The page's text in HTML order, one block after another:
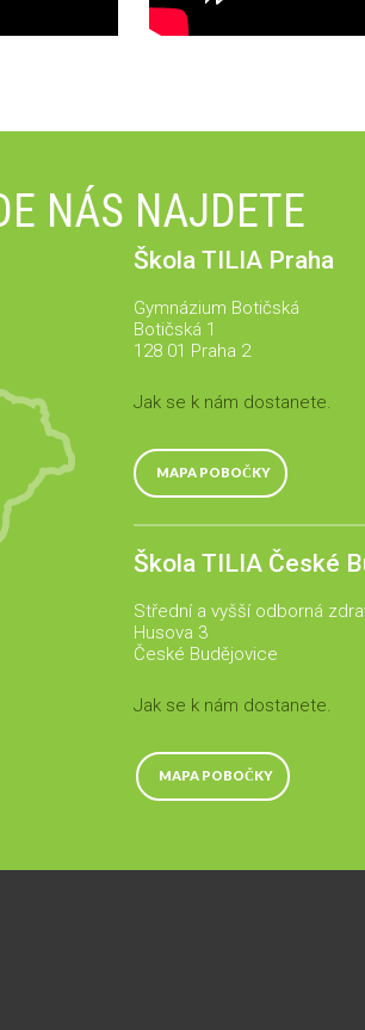
NÁS NAJDETE
Škola TILIA Praha
Gymnázium Botičská
Botičská 1
128 01 Praha 2
Jak se k nám dostanete.
MAPA POBOČKY
Škola TILIA České
Střední a vyšší odborná
Husova 3
České Budějovice
Jak se k nám dostanete.
MAPA POBOČKY